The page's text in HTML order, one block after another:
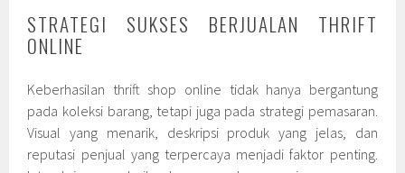
STRATEGI SUKSES BERJUALAN THRIFT
ONLINE
Keberhasilan thrift shop online tidak hanya bergantung
pada koleksi barang, tetapi juga pada strategi pemasaran.
Visual yang menarik, deskripsi produk yang jelas, dan
reputasi penjual yang terpercaya menjadi faktor penting.